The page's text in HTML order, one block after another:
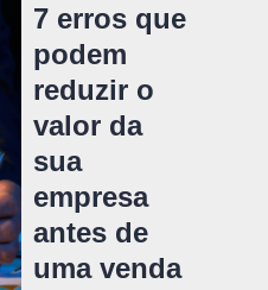
7 erros que
podem
reduzir o
valor da
sua
empresa
antes de
uma venda